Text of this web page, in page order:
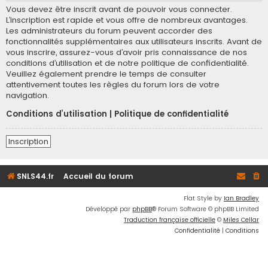
Vous devez être inscrit avant de pouvoir vous connecter.
L’inscription est rapide et vous offre de nombreux avantages.
Les administrateurs du forum peuvent accorder des
fonctionnalités supplémentaires aux utilisateurs inscrits. Avant de
vous inscrire, assurez-vous d’avoir pris connaissance de nos
conditions d’utilisation et de notre politique de confidentialité.
Veuillez également prendre le temps de consulter
attentivement toutes les règles du forum lors de votre
navigation.
Conditions d’utilisation
Politique de confidentialité
Inscription
SNLS44.fr Accueil du forum
Flat Style by Ian Bradley
Développé par phpBB® Forum Software © phpBB Limited
Traduction française officielle © Miles Cellar
Confidentialité | Conditions